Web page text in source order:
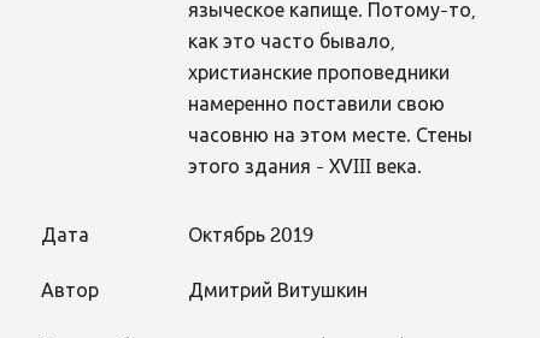
языческое капище. Потому-то,
как это часто бывало,
христианские проповедники
намеренно поставили свою
часовню на этом месте. Стены
этого здания - XVIII века.
Дата Октябрь 2019
Автор Дмитрий Витушкин